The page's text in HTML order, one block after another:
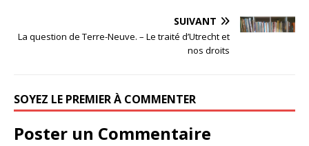
SUIVANT
La question de Terre-Neuve. – Le traité d’Utrecht et
nos droits
SOYEZ LE PREMIER À COMMENTER
Poster un Commentaire